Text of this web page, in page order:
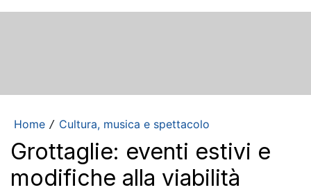
Home / Cultura, musica e spettacolo
Grottaglie: eventi estivi e
modifiche alla viabilità